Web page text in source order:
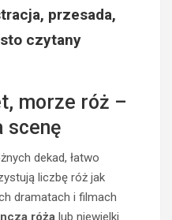
przesada,
czytany
morze róż –
scenę
dekad, łatwo
liczbę róż jak
dramatach i filmach
róża lub niewielki